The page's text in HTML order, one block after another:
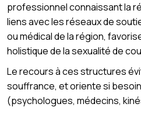
professionnel connaissant la
liens avec les réseaux de
ou médical de la région,
holistique de la sexualité de
Le recours à ces structures
souffrance, et oriente si
(psychologues, médecins,